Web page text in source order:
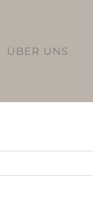
ÜBER UNS